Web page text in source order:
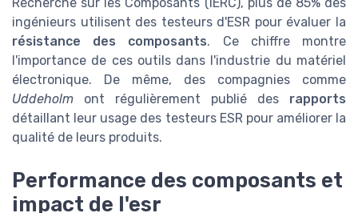
ingénieurs utilisent des testeurs d'ESR pour évaluer la
résistance des composants. Ce chiffre montre
l'importance de ces outils dans l'industrie du matériel
électronique. De même, des compagnies comme
Uddeholm ont régulièrement publié des rapports
détaillant leur usage des testeurs ESR pour améliorer la
qualité de leurs produits.
Performance des composants et
impact de l'esr